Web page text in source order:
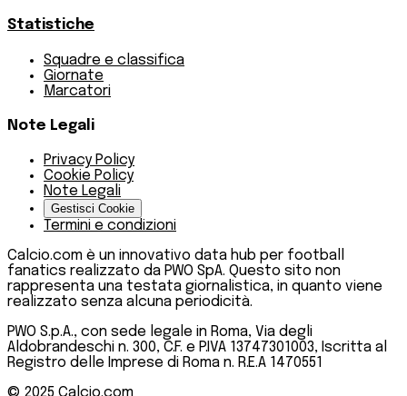
Statistiche
Squadre e classifica
Giornate
Marcatori
Note Legali
Privacy Policy
Cookie Policy
Note Legali
Gestisci Cookie
Termini e condizioni
Calcio.com è un innovativo data hub per football
fanatics realizzato da PWO SpA. Questo sito non
rappresenta una testata giornalistica, in quanto viene
realizzato senza alcuna periodicità.
PWO S.p.A., con sede legale in Roma, Via degli
Aldobrandeschi n. 300, C.F. e P.IVA 13747301003, Iscritta al
Registro delle Imprese di Roma n. R.E.A 1470551